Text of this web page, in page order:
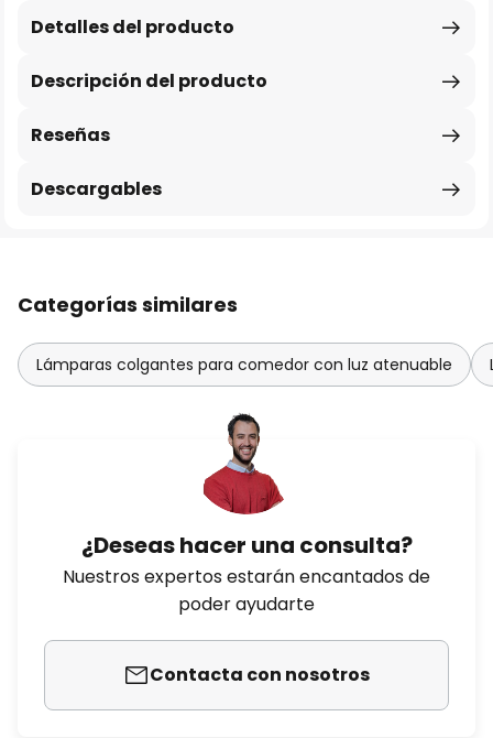
Descripción del producto
Detalles del producto
Reseñas
Descargables
Categorías similares
Lámparas colgantes para comedor con luz atenuable
¿Deseas hacer una consulta?
Nuestros expertos estarán encantados de
poder ayudarte
Contacta con nosotros